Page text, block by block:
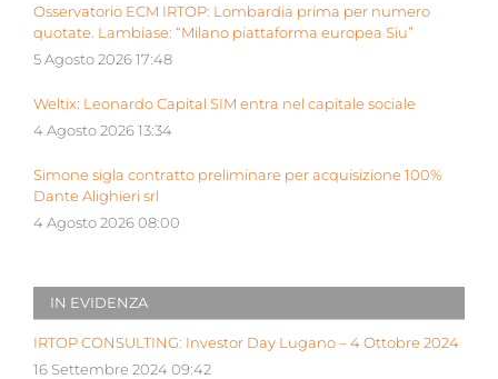
Osservatorio ECM IRTOP: Lombardia prima per numero
quotate. Lambiase: “Milano piattaforma europea Siu”
5 Agosto 2026 17:48
Weltix: Leonardo Capital SIM entra nel capitale sociale
4 Agosto 2026 13:34
Simone sigla contratto preliminare per acquisizione 100%
Dante Alighieri srl
4 Agosto 2026 08:00
IN EVIDENZA
IRTOP CONSULTING: Investor Day Lugano – 4 Ottobre 2024
16 Settembre 2024 09:42